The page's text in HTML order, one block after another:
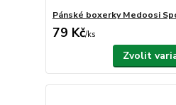
Pánské boxerky Medoosi
79 Kč/ks
Zvolit